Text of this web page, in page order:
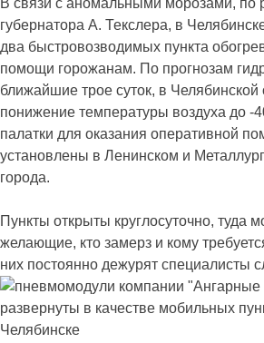
губернатора А. Текслера, в
два быстровозводимых пункта
помощи горожанам. По прогнозам
ближайшие трое суток, в Челябинской
понижение температуры воздуха до
палатки для оказания оперативной
установлены в Ленинском и
города.
Пункты открыты круглосуточно, туда
желающие, кто замерз и кому
них постоянно дежурят специалисты